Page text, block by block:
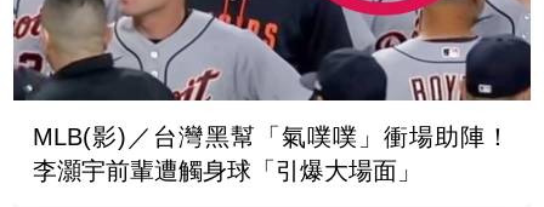
MLB(影)／台灣黑幫「氣噗噗」衝場助陣！
李灝宇前輩遭觸身球「引爆大場面」